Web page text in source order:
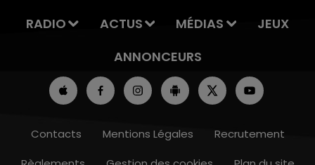
RADIO ACTUS MÉDIAS
JEUX
ANNONCEURS
Contacts Mentions Légales
Recrutement